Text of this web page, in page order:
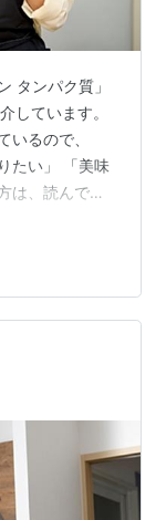
タンパク質」
しています。
いるので、
たい」 「美味
は、読んでい
ベーコンのマ
と温玉のサラ
ンのサラダ ＜
ブルエッグ☆
ピ7＞簡単＊